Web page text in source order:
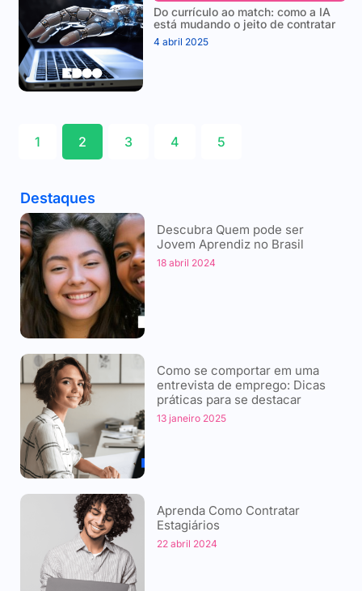
Do currículo ao match: como a IA
está mudando o jeito de contratar
4 abril 2025
1 2 3 4 5
Destaques
Descubra Quem pode ser
Jovem Aprendiz no Brasil
18 abril 2024
Como se comportar em uma
entrevista de emprego: Dicas
práticas para se destacar
13 janeiro 2025
Aprenda Como Contratar
Estagiários
22 abril 2024